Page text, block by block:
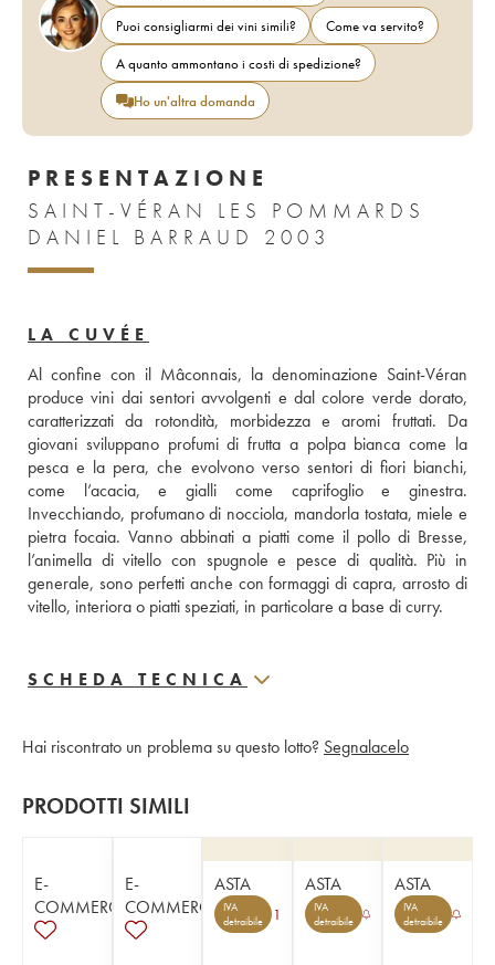
Puoi consigliarmi dei vini simili?
Come va servito?
A quanto ammontano i costi di spedizione?
Ho un'altra domanda
PRESENTAZIONE
SAINT-VÉRAN LES POMMARDS
DANIEL BARRAUD 2003
LA CUVÉE
Al confine con il Mâconnais, la denominazione Saint-Véran
produce vini dai sentori avvolgenti e dal colore verde dorato,
caratterizzati da rotondità, morbidezza e aromi fruttati. Da
giovani sviluppano profumi di frutta a polpa bianca come la
pesca e la pera, che evolvono verso sentori di fiori bianchi,
come l’acacia, e gialli come caprifoglio e ginestra.
Invecchiando, profumano di nocciola, mandorla tostata, miele e
pietra focaia. Vanno abbinati a piatti come il pollo di Bresse,
l’animella di vitello con spugnole e pesce di qualità. Più in
generale, sono perfetti anche con formaggi di capra, arrosto di
vitello, interiora o piatti speziati, in particolare a base di curry.
SCHEDA TECNICA
Hai riscontrato un problema su questo lotto? Segnalacelo
PRODOTTI SIMILI
E-
COMMERCE
E-
COMMERCE
ASTA
IVA
detraibile
1
ASTA
IVA
detraibile
ASTA
IVA
detraibile